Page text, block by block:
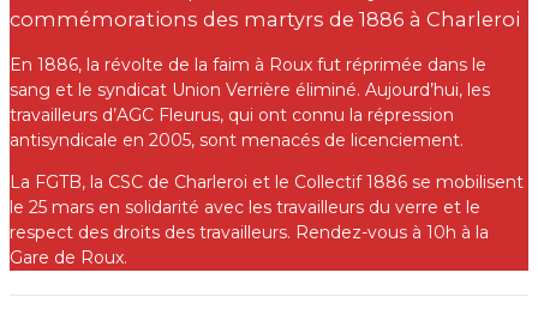
commémorations des martyrs de 1886 à Charleroi
En 1886, la révolte de la faim à Roux fut réprimée dans le
sang et le syndicat Union Verrière éliminé. Aujourd’hui, les
travailleurs d’AGC Fleurus, qui ont connu la répression
antisyndicale en 2005, sont menacés de licenciement.
La FGTB, la CSC de Charleroi et le Collectif 1886 se mobilisent
le 25 mars en solidarité avec les travailleurs du verre et le
respect des droits des travailleurs. Rendez-vous à 10h à la
Gare de Roux.